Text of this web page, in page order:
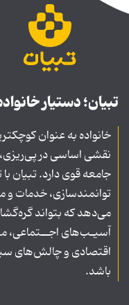
تبیان؛ دستیار
خانواده به عنوان
نقشی اساسی در
جامعه قوی دارد. تبیان
توانمندسازی، خدمات و
می‌دهد که بتواند
آسیـب‌های
اقتصادی و چالش‌های
باشد.